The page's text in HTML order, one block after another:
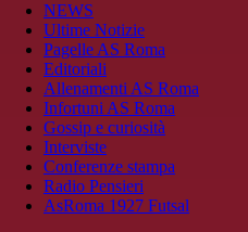
NEWS
Ultime Notizie
Pagelle AS Roma
Editoriali
Allenamenti AS Roma
Infortuni AS Roma
Gossip e curiosità
Interviste
Conferenze stampa
Radio Pensieri
AsRoma 1927 Futsal